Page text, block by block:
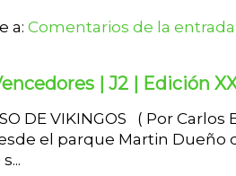
a: Comentarios de la
| J2 | Edición
DE VIKINGOS ( Por
el parque Martin Dueño